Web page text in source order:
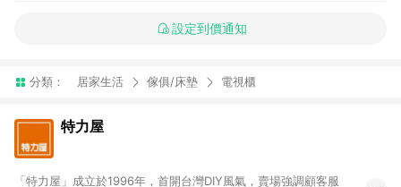
設定到價通知
分類： 居家生活 傢俱/床墊 電視櫃
特力屋
「特力屋」成立於1996年，首開台灣DIY風氣，賣場強調顧客服